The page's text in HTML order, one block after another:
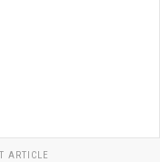
ARTICLE